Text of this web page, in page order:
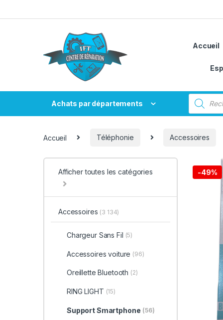
Accueil
Achats par départements
Accueil Téléphonie Accessoires
-49%
Afficher toutes les catégories
Accessoires (3 134)
Chargeur Sans Fil (5)
Accessoires voiture (96)
Oreillette Bluetooth (2)
RING LIGHT (15)
Support Smartphone (56)